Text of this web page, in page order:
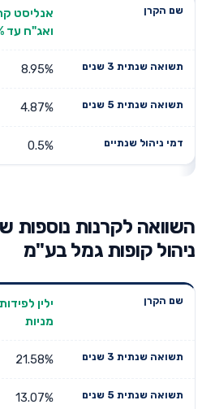
אנליסט
ואג"ח עד 25% מניות
8.95%
4.87%
0.5%
השוואה לקרנות נוספות
ניהול קופות גמל בע"מ
שנתית 3
ילין
מניות
21.58%
13.07%